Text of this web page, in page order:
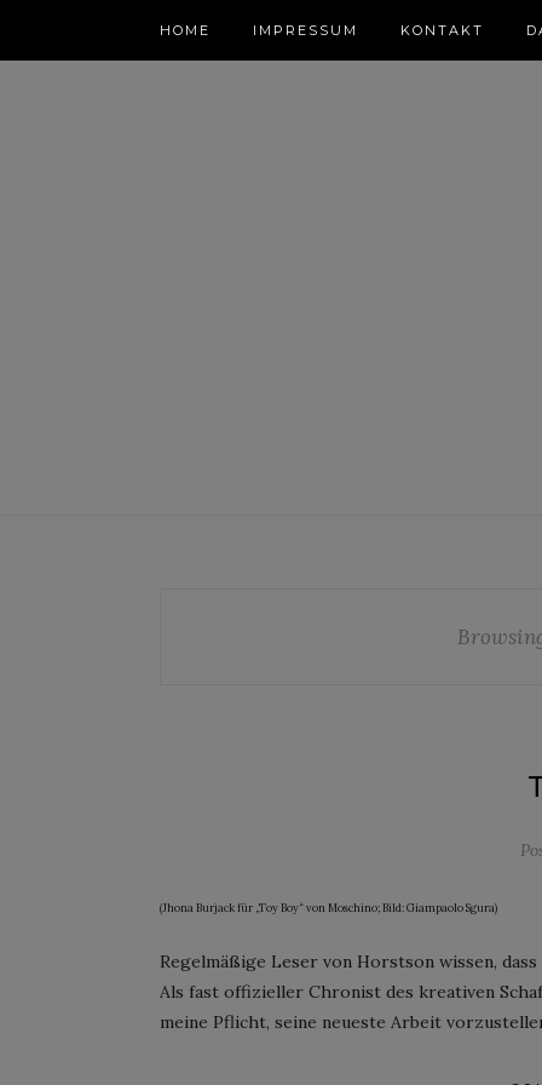
HOME IMPRESSUM KONTAKT
(Jhona Burjack für „Toy Boy“ von Moschino; Bild: Giampaolo Sgura)
Regelmäßige Leser von Horstson wissen,
Als fast offizieller Chronist des kreativen
meine Pflicht, seine neueste Arbeit